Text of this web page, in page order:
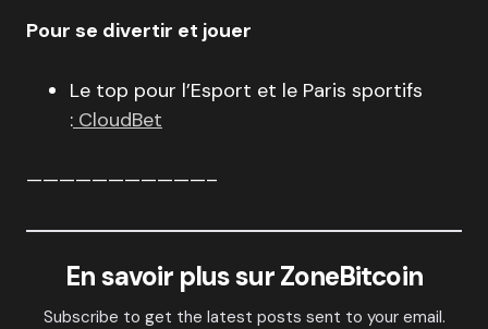
Pour se divertir et jouer
Le top pour l’Esport et le Paris sportifs
: CloudBet
———————————–
En savoir plus sur ZoneBitcoin
Subscribe to get the latest posts sent to your email.